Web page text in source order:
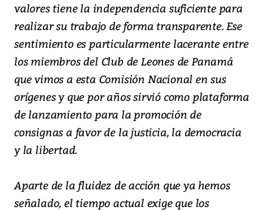
valores tiene la independencia suficiente para
realizar su trabajo de forma transparente. Ese
sentimiento es particularmente lacerante entre
los miembros del Club de Leones de Panamá
que vimos a esta Comisión Nacional en sus
orígenes y que por años sirvió como plataforma
de lanzamiento para la promoción de
consignas a favor de la justicia, la democracia
y la libertad.
Aparte de la fluidez de acción que ya hemos
señalado, el tiempo actual exige que los